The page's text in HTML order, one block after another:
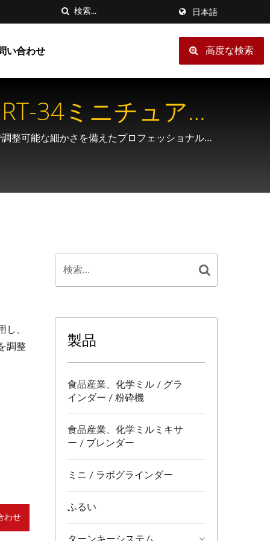
日本語
い合わせ 高度な検索
34ミニチュアグ
整可能な細かさを備えたプロフェッショナルな
し、
調整
わせ
製品
食品産業、化学ミル / グラ
インダー / 粉砕機
食品産業、化学ミルミキサ
ー / ブレンダー
ミニ / ラボグラインダー
ふるい